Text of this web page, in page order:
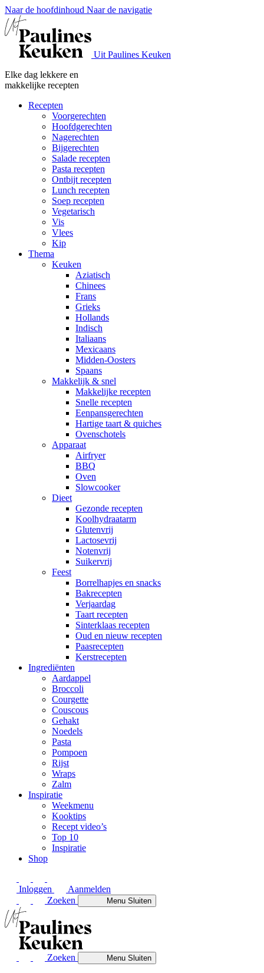
Naar de hoofdinhoud Naar de navigatie
Uit Paulines Keuken
Elke dag lekkere en
makkelijke recepten
Recepten
Voorgerechten
Hoofdgerechten
Nagerechten
Bijgerechten
Salade recepten
Pasta recepten
Ontbijt recepten
Lunch recepten
Soep recepten
Vegetarisch
Vis
Vlees
Kip
Thema
Keuken
Aziatisch
Chinees
Frans
Grieks
Hollands
Indisch
Italiaans
Mexicaans
Midden-Oosters
Spaans
Makkelijk & snel
Makkelijke recepten
Snelle recepten
Eenpansgerechten
Hartige taart & quiches
Ovenschotels
Apparaat
Airfryer
BBQ
Oven
Slowcooker
Dieet
Gezonde recepten
Koolhydraatarm
Glutenvrij
Lactosevrij
Notenvrij
Suikervrij
Feest
Borrelhapjes en snacks
Bakrecepten
Verjaardag
Taart recepten
Sinterklaas recepten
Oud en nieuw recepten
Paasrecepten
Kerstrecepten
Ingrediënten
Aardappel
Broccoli
Courgette
Couscous
Gehakt
Noedels
Pasta
Pompoen
Rijst
Wraps
Zalm
Inspiratie
Weekmenu
Kooktips
Recept video’s
Top 10
Inspiratie
Shop
Inloggen
Aanmelden
Zoeken
MenuSluiten
Zoeken MenuSluiten